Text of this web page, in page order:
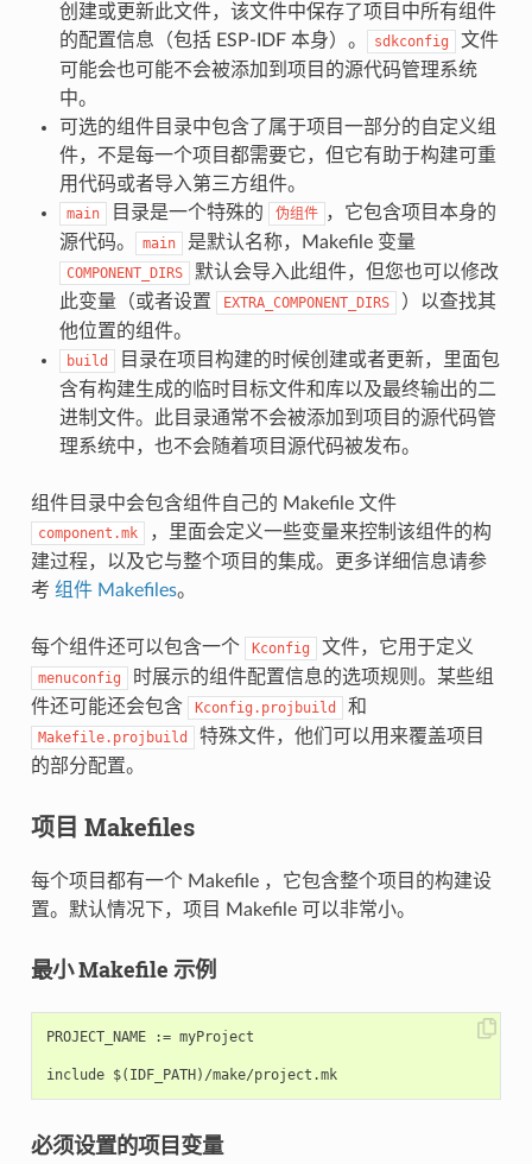
创建或更新此文件，该文件中保存了项目中所有组件
的配置信息（包括 ESP-IDF 本身）。
sdkconfig
文件
可能会也可能不会被添加到项目的源代码管理系统
中。
可选的组件目录中包含了属于项目一部分的自定义组
件，不是每一个项目都需要它，但它有助于构建可重
用代码或者导入第三方组件。
main 目录是一个特殊的 伪组件 ，它包含项目本身的
源代码。
main 是默认名称，Makefile 变量
COMPONENT_DIRS
默认会导入此组件，但您也可以修改
此变量（或者设置
EXTRA_COMPONENT_DIRS
）以查找其
他位置的组件。
build
目录在项目构建的时候创建或者更新，里面包
含有构建生成的临时目标文件和库以及最终输出的二
进制文件。此目录通常不会被添加到项目的源代码管
理系统中，也不会随着项目源代码被发布。
组件目录中会包含组件自己的 Makefile 文件
component.mk
，里面会定义一些变量来控制该组件的构
建过程，以及它与整个项目的集成。更多详细信息请参
考 组件 Makefiles。
每个组件还可以包含一个 Kconfig 文件，它用于定义
menuconfig
时展示的组件配置信息的选项规则。某些组
件还可能还会包含
Kconfig.projbuild 和
Makefile.projbuild
特殊文件，他们可以用来覆盖项目
的部分配置。
项目 Makefiles
每个项目都有一个 Makefile ，它包含整个项目的构建设
置。默认情况下，项目 Makefile 可以非常小。
最小 Makefile 示例
PROJECT_NAME := myProject
include $(IDF_PATH)/make/project.mk
必须设置的项目变量